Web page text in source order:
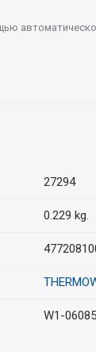
27294
0.229 kg.
W1-